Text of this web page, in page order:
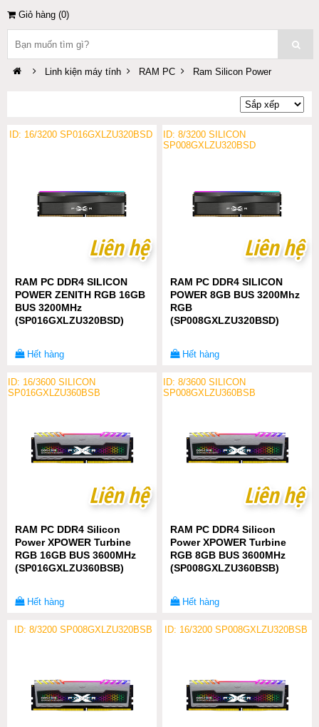
Giỏ hàng (0)
Linh kiện máy tính RAM PC Ram Silicon Power
ID: 16/3200 SP016GXLZU320BSD
Liên hệ
Liên hệ
RAM PC DDR4 SILICON
POWER ZENITH RGB 16GB
BUS 3200MHz
(SP016GXLZU320BSD)
Hết hàng
ID: 8/3200 SILICON
SP008GXLZU320BSD
Liên hệ
Liên hệ
RAM PC DDR4 SILICON
POWER 8GB BUS 3200Mhz
RGB
(SP008GXLZU320BSD)
Hết hàng
ID: 16/3600 SILICON
SP016GXLZU360BSB
Liên hệ
Liên hệ
RAM PC DDR4 Silicon
Power XPOWER Turbine
RGB 16GB BUS 3600MHz
(SP016GXLZU360BSB)
Hết hàng
ID: 8/3600 SILICON
SP008GXLZU360BSB
Liên hệ
Liên hệ
RAM PC DDR4 Silicon
Power XPOWER Turbine
RGB 8GB BUS 3600MHz
(SP008GXLZU360BSB)
Hết hàng
ID: 8/3200 SP008GXLZU320BSB ID: 16/3200 SP008GXLZU320BSB